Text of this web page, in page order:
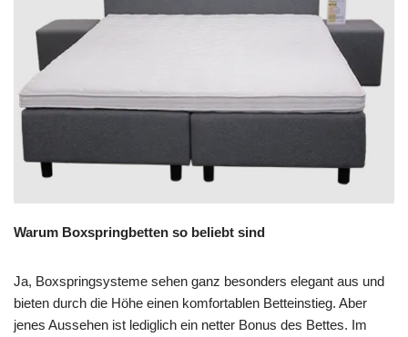
Warum Boxspringbetten so beliebt sind
Ja, Boxspringsysteme sehen ganz besonders elegant aus und
bieten durch die Höhe einen komfortablen Betteinstieg. Aber
jenes Aussehen ist lediglich ein netter Bonus des Bettes. Im